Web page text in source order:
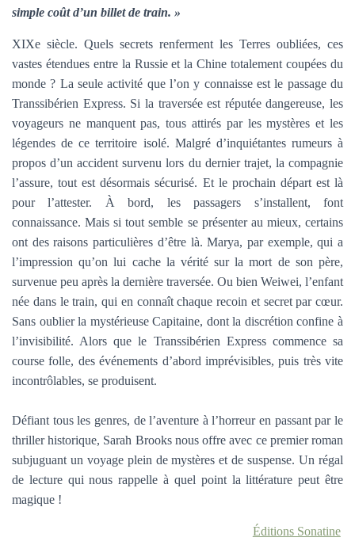
simple coût d’un billet de train. »
XIXe siècle. Quels secrets renferment les Terres oubliées, ces
vastes étendues entre la Russie et la Chine totalement coupées du
monde ? La seule activité que l’on y connaisse est le passage du
Transsibérien Express. Si la traversée est réputée dangereuse, les
voyageurs ne manquent pas, tous attirés par les mystères et les
légendes de ce territoire isolé. Malgré d’inquiétantes rumeurs à
propos d’un accident survenu lors du dernier trajet, la compagnie
l’assure, tout est désormais sécurisé. Et le prochain départ est là
pour l’attester. À bord, les passagers s’installent, font
connaissance. Mais si tout semble se présenter au mieux, certains
ont des raisons particulières d’être là. Marya, par exemple, qui a
l’impression qu’on lui cache la vérité sur la mort de son père,
survenue peu après la dernière traversée. Ou bien Weiwei, l’enfant
née dans le train, qui en connaît chaque recoin et secret par cœur.
Sans oublier la mystérieuse Capitaine, dont la discrétion confine à
l’invisibilité. Alors que le Transsibérien Express commence sa
course folle, des événements d’abord imprévisibles, puis très vite
incontrôlables, se produisent.
Défiant tous les genres, de l’aventure à l’horreur en passant par le
thriller historique, Sarah Brooks nous offre avec ce premier roman
subjuguant un voyage plein de mystères et de suspense. Un régal
de lecture qui nous rappelle à quel point la littérature peut être
magique !
Éditions Sonatine